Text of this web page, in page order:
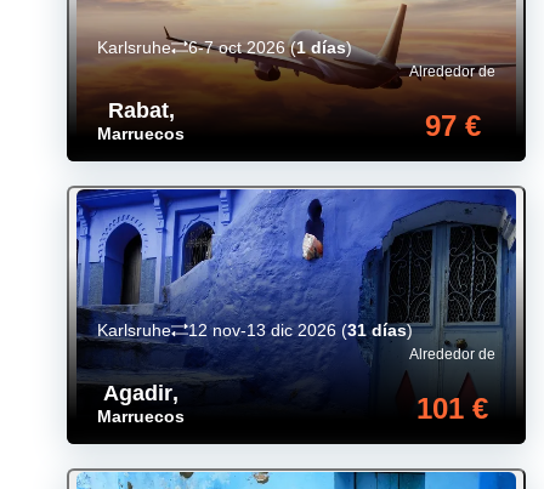
Rabat,
Marruecos
Alrededor de
97 €
Karlsruhe 6-7 oct 2026(1 días)
Agadir,
Marruecos
Alrededor de
101 €
Karlsruhe 12 nov-13 dic 2026 (31 días)